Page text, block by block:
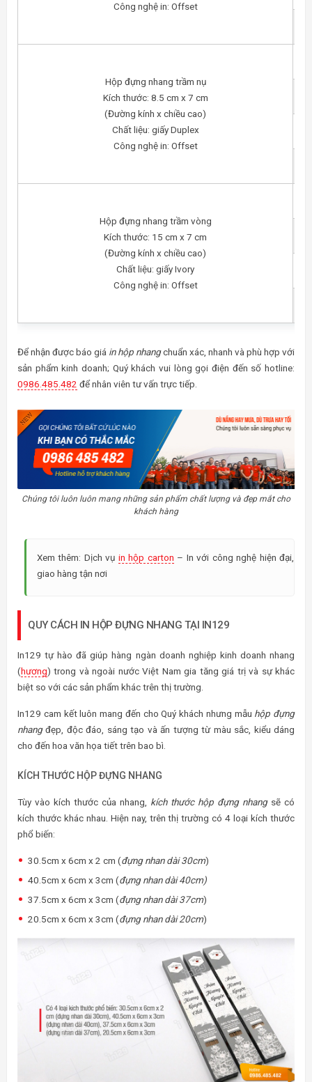
Công nghệ in: Offset
Hộp đựng nhang trầm nụ
Kích thước: 8.5 cm x 7 cm
(Đường kính x chiều cao)
Chất liệu: giấy Duplex
Công nghệ in: Offset
Hộp đựng nhang trầm vòng
Kích thước: 15 cm x 7 cm
(Đường kính x chiều cao)
Chất liệu: giấy Ivory
Công nghệ in: Offset
Để nhận được báo giá in hộp nhangchuẩn xác, nhanh và phù hợp với
sản phẩm kinh doanh; Quý khách vui lòng gọi điện đến số hotline:
0986.485.482 để nhân viên tư vấn trực tiếp.
Chúng tôi luôn luôn mang những sản phẩm chất lượng và đẹp mắt cho
khách hàng
Xem thêm: Dịch vụ in hộp carton – In với công nghệ hiện đại,
giao hàng tận nơi
QUY CÁCH IN HỘP ĐỰNG NHANG TẠI IN129
In129 tự hào đã giúp hàng ngàn doanh nghiệp kinh doanh nhang
(hương) trong và ngoài nước Việt Nam gia tăng giá trị và sự khác
biệt so với các sản phẩm khác trên thị trường.
In129 cam kết luôn mang đến cho Quý khách nhưng mẫu hộp đựng
nhangđẹp, độc đáo, sáng tạo và ấn tượng từ màu sắc, kiểu dáng
cho đến hoa văn họa tiết trên bao bì.
KÍCH THƯỚC HỘP ĐỰNG NHANG
Tùy vào kích thước của nhang, kích thước hộp đựng nhangsẽ có
kích thước khác nhau. Hiện nay, trên thị trường có 4 loại kích thước
phổ biến:
30.5cm x 6cm x 2 cm (đựng nhan dài 30cm)
40.5cm x 6cm x 3cm (đựng nhan dài 40cm)
37.5cm x 6cm x 3cm (đựng nhan dài 37cm)
20.5cm x 6cm x 3cm (đựng nhan dài 20cm)